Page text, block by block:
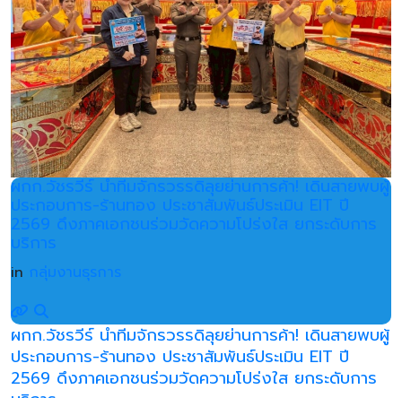
ผกก.วัชรวีร์ นำทีมจักรวรรดิลุยย่านการค้า! เดินสายพบผู้
ประกอบการ-ร้านทอง ประชาสัมพันธ์ประเมิน EIT ปี
2569 ดึงภาคเอกชนร่วมวัดความโปร่งใส ยกระดับการ
บริการ
in กลุ่มงานธุรการ
ผกก.วัชรวีร์ นำทีมจักรวรรดิลุยย่านการค้า! เดินสายพบผู้
ประกอบการ-ร้านทอง ประชาสัมพันธ์ประเมิน EIT ปี
2569 ดึงภาคเอกชนร่วมวัดความโปร่งใส ยกระดับการ